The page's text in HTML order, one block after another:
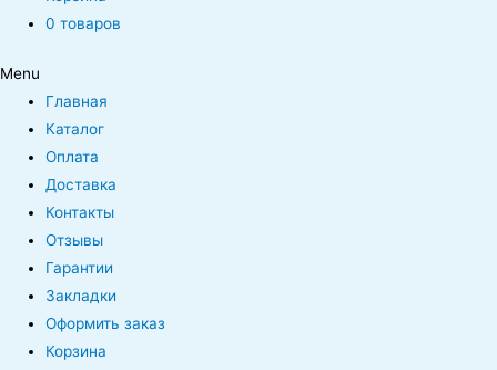
0 товаров
Menu
Главная
Каталог
Оплата
Доставка
Контакты
Отзывы
Гарантии
Закладки
Оформить заказ
Корзина